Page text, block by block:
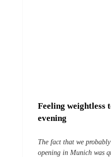
Feeling weightless
evening
The fact that we
opening in Munich was